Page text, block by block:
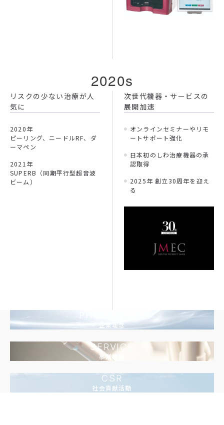
リスクの少ない治療が人
気に
2020年
ピーリング、ニードルRF、ダ
ーマペン
2021年
SUPERB（同期平行型超音波
ビーム）
2020s
次世代機器・サービスの
展開加速
オンラインセミナーやリモ
ートサポート強化
日本初のしわ治療機器の承
認取得
2025年 創立30周年を迎え
る
企業理念
SERVICE
事業概要
CSR
社会貢献活動